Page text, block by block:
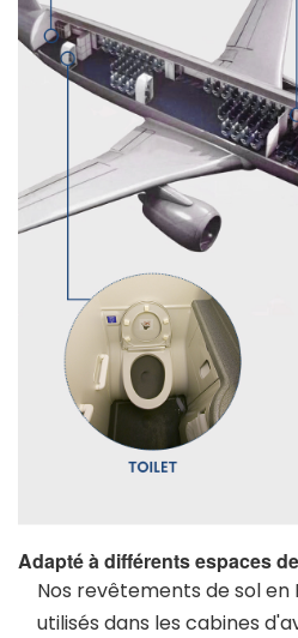
Adapté à différents espaces
Nos revêtements de sol
utilisés dans les cabines